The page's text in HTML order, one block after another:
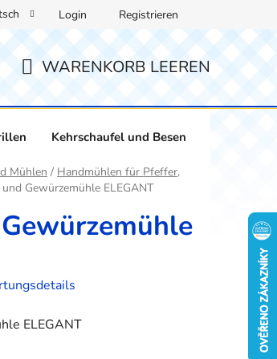
Login Registrieren
WARENKORB
WARENKORB LEEREN
Kehrschaufel und Besen
Mühlen / Handmühlen für Pfeffer,
und Gewürzemühle ELEGANT
ELEGANT